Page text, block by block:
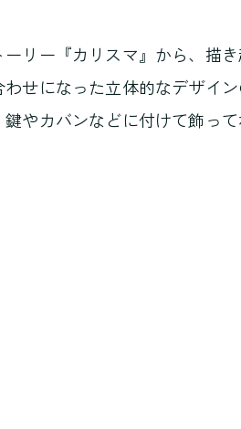
リー『カリスマ』から、描
せになった立体的なデザイ
やカバンなどに付けて飾っ